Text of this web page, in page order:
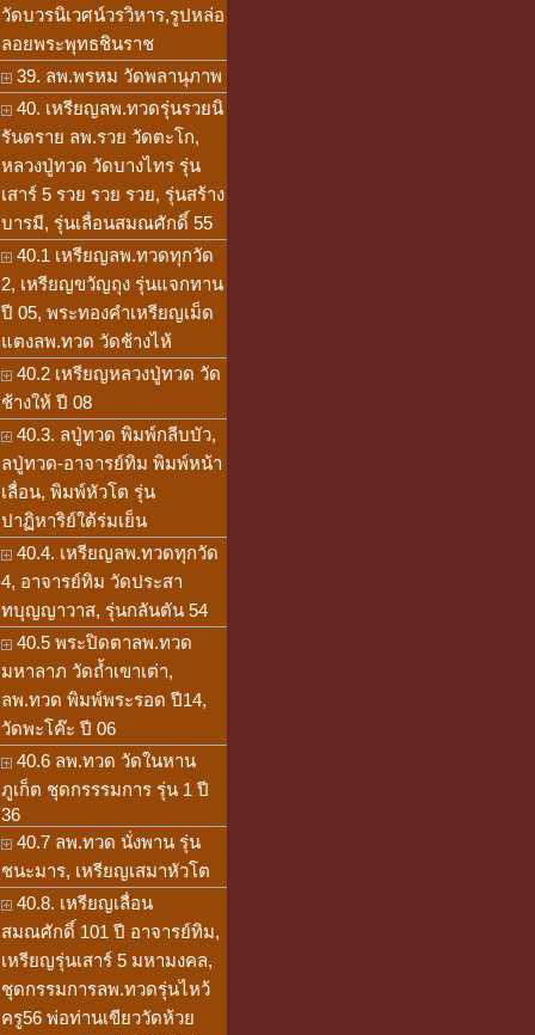
วัดบวรนิเวศน์วรวิหาร,รูปหล่อ
ลอยพระพุทธชินราช
39. ลพ.พรหม วัดพลานุภาพ
40. เหรียญลพ.ทวดรุ่นรวยนิ
รันตราย ลพ.รวย วัดตะโก,
หลวงปู่ทวด วัดบางไทร รุ่น
เสาร์ 5 รวย รวย รวย, รุ่นสร้าง
บารมี, รุ่นเลื่อนสมณศักดิ์ 55
40.1 เหรียญลพ.ทวดทุกวัด
2, เหรียญขวัญถุง รุ่นแจกทาน
ปี 05, พระทองคำเหรียญเม็ด
แตงลพ.ทวด วัดช้างไห้
40.2 เหรียญหลวงปู่ทวด วัด
ช้างให้ ปี 08
40.3. ลปู่ทวด พิมพ์กลีบบัว,
ลปู่ทวด-อาจารย์ทิม พิมพ์หน้า
เลื่อน, พิมพ์หัวโต รุ่น
ปาฏิหาริย์ใต้ร่มเย็น
40.4. เหรียญลพ.ทวดทุกวัด
4, อาจารย์ทิม วัดประสา
ทบุญญาวาส, รุ่นกลันตัน 54
40.5 พระปิดตาลพ.ทวด
มหาลาภ วัดถ้ำเขาเต่า,
ลพ.ทวด พิมพ์พระรอด ปี14,
วัดพะโค๊ะ ปี 06
40.6 ลพ.ทวด วัดในหาน
ภูเก็ต ชุดกรรรมการ รุ่น 1 ปี
36
40.7 ลพ.ทวด นั่งพาน รุ่น
ชนะมาร, เหรียญเสมาหัวโต
40.8. เหรียญเลื่อน
สมณศักดิ์ 101 ปี อาจารย์ทิม,
เหรียญรุ่นเสาร์ 5 มหามงคล,
ชุดกรรมการลพ.ทวดรุ่นไหว้
ครู56 พ่อท่านเขียววัดห้วย